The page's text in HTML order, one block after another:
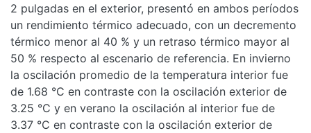
2 pulgadas en el exterior, presentó en ambos períodos
un rendimiento térmico adecuado, con un decremento
térmico menor al 40 % y un retraso térmico mayor al
50 % respecto al escenario de referencia. En invierno
la oscilación promedio de la temperatura interior fue
de 1.68 °C en contraste con la oscilación exterior de
3.25 °C y en verano la oscilación al interior fue de
3.37 °C en contraste con la oscilación exterior de